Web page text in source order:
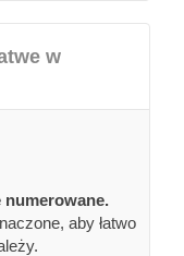
w
numerowane.
aby łatwo